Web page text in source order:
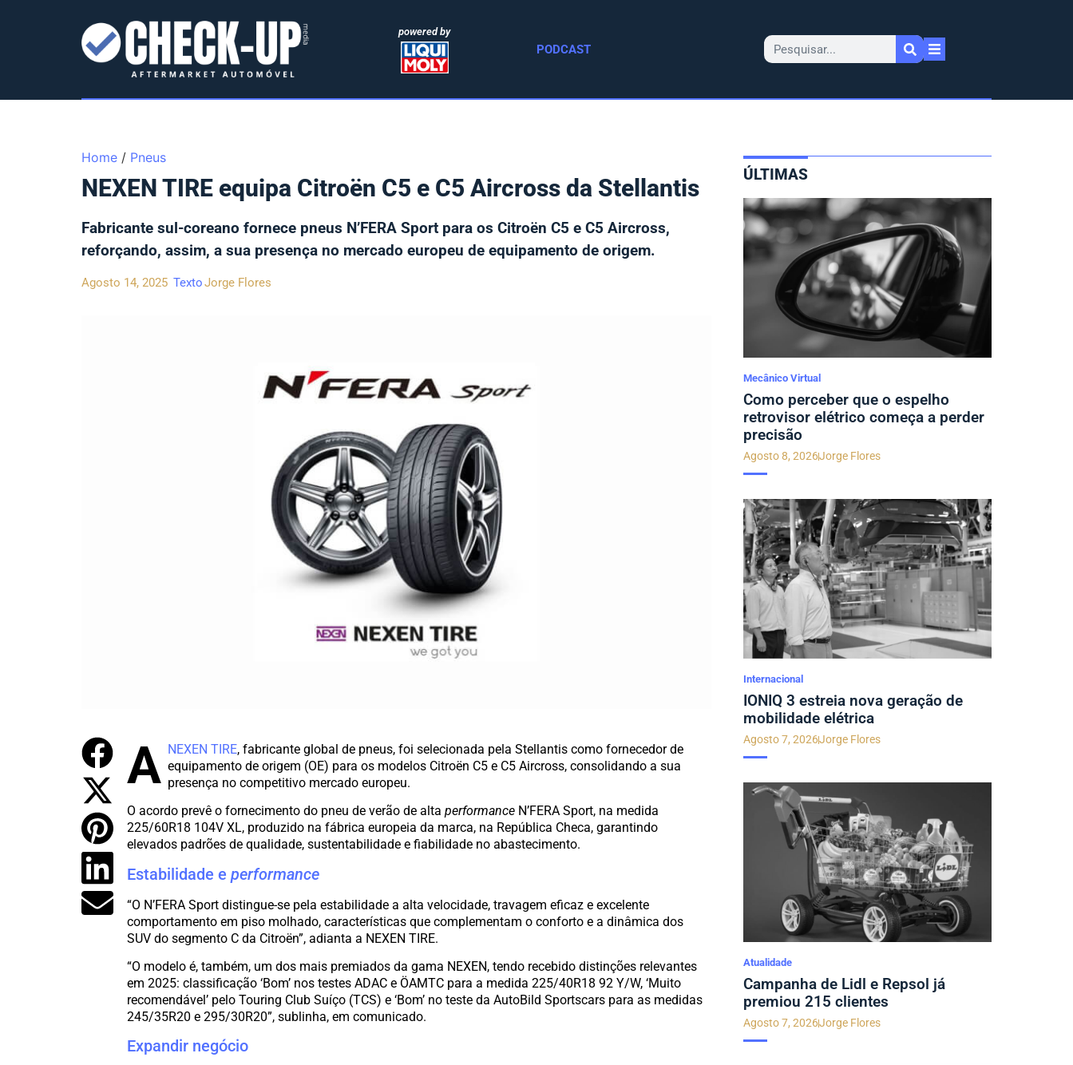
powered by
PODCAST
Home / Pneus
NEXEN TIRE equipa Citroën C5 e C5 Aircross da Stellantis
Fabricante sul-coreano fornece pneus N’FERA Sport para os Citroën C5 e C5 Aircross,
reforçando, assim, a sua presença no mercado europeu de equipamento de origem.
Agosto 14, 2025 TextoJorge Flores
A NEXEN TIRE, fabricante global de pneus, foi selecionada pela Stellantis como fornecedor de
equipamento de origem (OE) para os modelos Citroën C5 e C5 Aircross, consolidando a sua
presença no competitivo mercado europeu.
O acordo prevê o fornecimento do pneu de verão de altaperformance N’FERA Sport, na medida
225/60R18 104V XL, produzido na fábrica europeia da marca, na República Checa, garantindo
elevados padrões de qualidade, sustentabilidade e fiabilidade no abastecimento.
Estabilidade e performance
“O N’FERA Sport distingue-se pela estabilidade a alta velocidade, travagem eficaz e excelente
comportamento em piso molhado, características que complementam o conforto e a dinâmica dos
SUV do segmento C da Citroën”, adianta a NEXEN TIRE.
“O modelo é, também, um dos mais premiados da gama NEXEN, tendo recebido distinções relevantes
em 2025: classificação ‘Bom’ nos testes ADAC e ÖAMTC para a medida 225/40R18 92 Y/W, ‘Muito
recomendável’ pelo Touring Club Suíço (TCS) e ‘Bom’ no teste da AutoBild Sportscars para as medidas
245/35R20 e 295/30R20”, sublinha, em comunicado.
Expandir negócio
ÚLTIMAS
Mecânico Virtual
Como perceber que o espelho
retrovisor elétrico começa a perder
precisão
Agosto 8, 2026Jorge Flores
Internacional
IONIQ 3 estreia nova geração de
mobilidade elétrica
Agosto 7, 2026Jorge Flores
Atualidade
Campanha de Lidl e Repsol já
premiou 215 clientes
Agosto 7, 2026Jorge Flores